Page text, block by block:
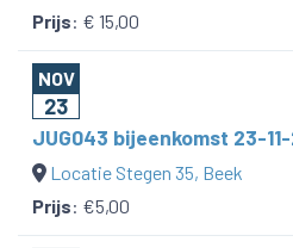
Prijs: € 15,00
NOV
23
JUG043 bijeenkomst 23-
Locatie Stegen 35, Beek
Prijs: €5,00